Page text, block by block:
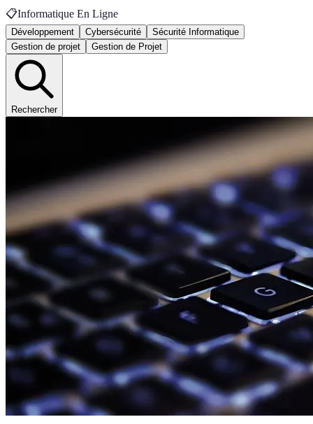
📋Informatique En Ligne
Développement Cybersécurité
Sécurité Informatique
Gestion de projet
Gestion de Projet
Rechercher